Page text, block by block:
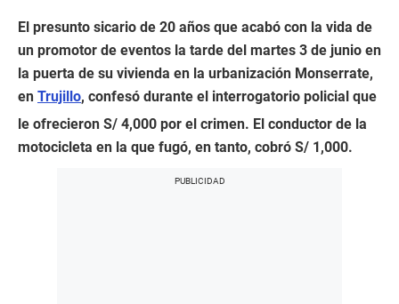
El presunto sicario de 20 años que acabó con la vida de
un promotor de eventos la tarde del martes 3 de junio en
la puerta de su vivienda en la urbanización Monserrate,
en Trujillo, confesó durante el interrogatorio policial que
le ofrecieron S/ 4,000 por el crimen. El conductor de la
motocicleta en la que fugó, en tanto, cobró S/ 1,000.